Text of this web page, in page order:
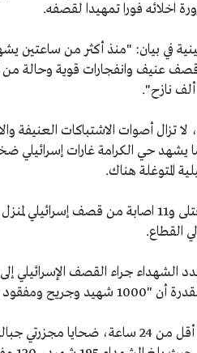
اخلائه فورا تمهيدا لقصفه.
في بيان: "منذ أكثر من
عنيف وانفجارات قوية وحالة من
تزال أصوات الاشتباكات العنيفة
يشهد حي الكرامة غارات إسرائيلي
المتوغلة هناك.
كما أفادت مصادر طبية، بانتشال 3 قتلى و11 اصابة من
القطاع.
مجزرتي جباليا".
وقال المكتب الإعلامي الحكومي أنه في أقل من 24